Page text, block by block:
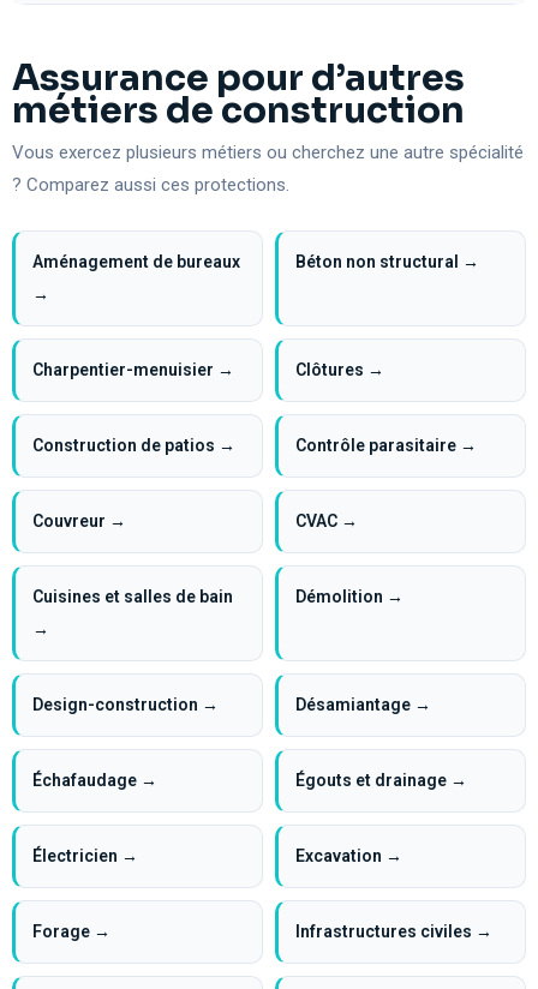
Assurance pour d’autres
métiers de construction
Vous exercez plusieurs métiers ou cherchez une autre spécialité
? Comparez aussi ces protections.
Aménagement de bureaux
→
Béton non structural →
Charpentier-menuisier → Clôtures →
Construction de patios → Contrôle parasitaire →
Couvreur → CVAC →
Cuisines et salles de bain
→
Démolition →
Design-construction → Désamiantage →
Échafaudage → Égouts et drainage →
Électricien → Excavation →
Forage → Infrastructures civiles →